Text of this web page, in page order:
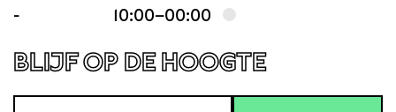
-
10:00–00:00
BLIJF OP DE HOOGTE